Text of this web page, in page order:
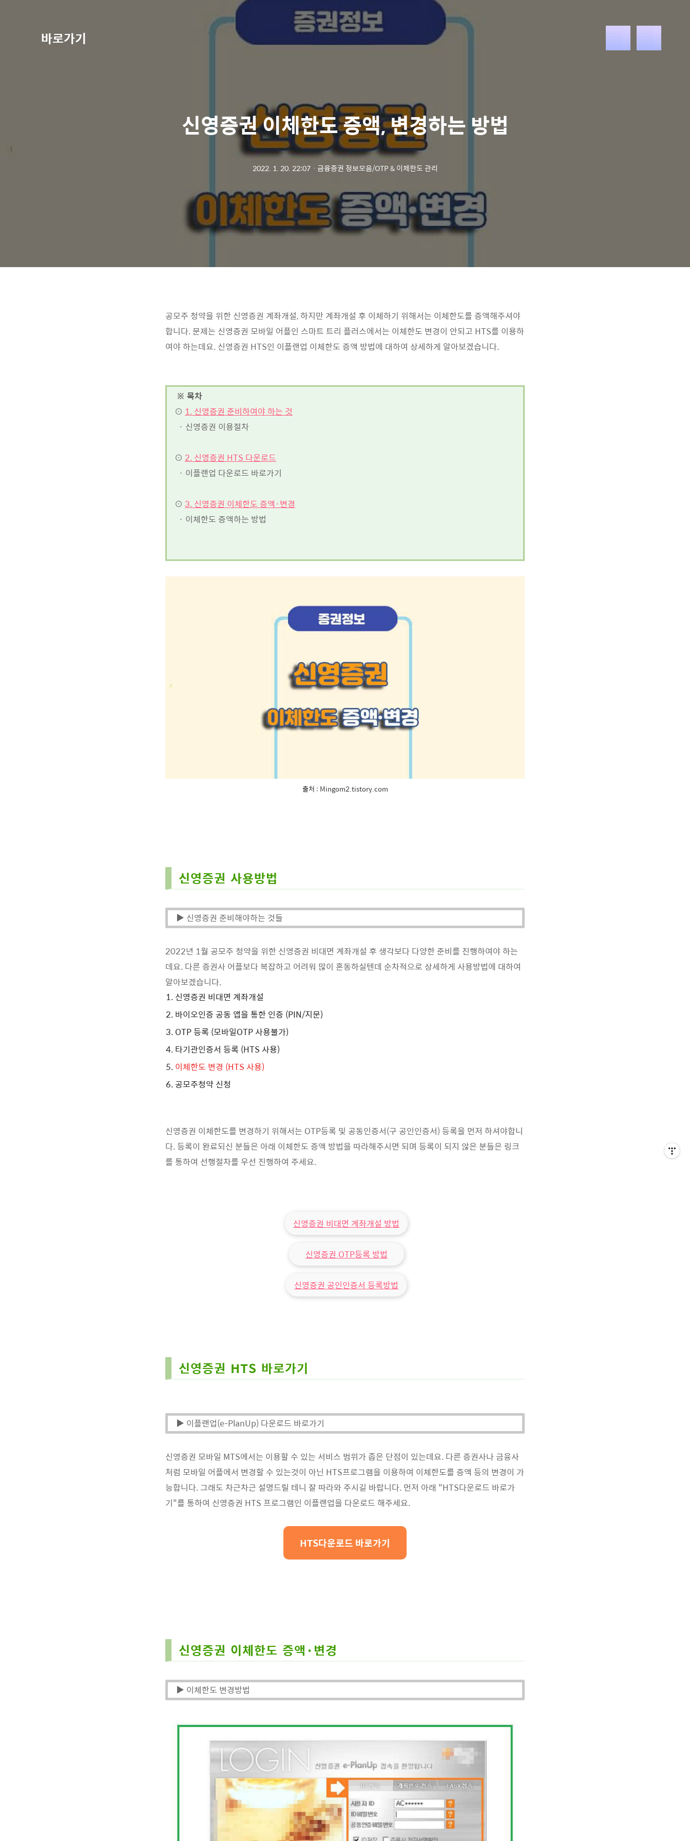
바로가기
뉴
신영증권 이체한도 증액, 변경하는 방법
2022. 1. 20. 22:07ㆍ 금융증권 정보모음/OTP & 이체한도 관리
공모주 청약을 위한 신영증권 계좌개설, 하지만 계좌개설 후 이체하기 위해서는 이체한도를 증액해주셔야
합니다. 문제는 신영증권 모바일 어플인 스마트 트리 플러스에서는 이체한도 변경이 안되고 HTS를 이용하
여야 하는데요. 신영증권 HTS인 이플랜업 이체한도 증액 방법에 대하여 상세하게 알아보겠습니다.
※ 목차
⊙ 1. 신영증권 준비하여야 하는 것
· 신영증권 이용절차
⊙ 2. 신영증권 HTS 다운로드
· 이플랜업 다운로드 바로가기
⊙ 3. 신영증권 이체한도 증액 ·변경
· 이체한도 증액하는 방법
출처 : Mingom2.tistory.com
신영증권 사용방법
▶ 신영증권 준비해야하는 것들
2022년 1월 공모주 청약을 위한 신영증권 비대면 계좌개설 후 생각보다 다양한 준비를 진행하여야 하는
데요. 다른 증권사 어플보다 복잡하고 어려워 많이 혼동하실텐데 순차적으로 상세하게 사용방법에 대하여
알아보겠습니다.
신영증권 비대면 계좌개설
바이오인증 공동 앱을 통한 인증 (PIN/지문)
OTP 등록 (모바일OTP 사용불가)
타기관인증서 등록 (HTS 사용)
이체한도 변경 (HTS 사용)
공모주청약 신청
신영증권 이체한도를 변경하기 위해서는 OTP등록 및 공동인증서(구 공인인증서) 등록을 먼저 하셔야합니
다. 등록이 완료되신 분들은 아래 이체한도 증액 방법을 따라해주시면 되며 등록이 되지 않은 분들은 링크
를 통하여 선행절차를 우선 진행하여 주세요.
신영증권 비대면 계좌개설 방법
신영증권 OTP등록 방법
신영증권 공인인증서 등록방법
신영증권 HTS 바로가기
▶ 이플랜업(e-PlanUp) 다운로드 바로가기
신영증권 모바일 MTS에서는 이용할 수 있는 서비스 범위가 좁은 단점이 있는데요. 다른 증권사나 금융사
처럼 모바일 어플에서 변경할 수 있는것이 아닌 HTS프로그램을 이용하여 이체한도를 증액 등의 변경이 가
능합니다. 그래도 차근차근 설명드릴 테니 잘 따라와 주시길 바랍니다. 먼저 아래 "HTS다운로드 바로가
기"를 통하여 신영증권 HTS 프로그램인 이플랜업을 다운로드 해주세요.
HTS다운로드 바로가기
신영증권 이체한도 증액·변경
▶ 이체한도 변경방법